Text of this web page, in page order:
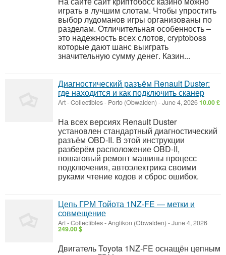
играть в лучшим слотам. Чтобы упростить
выбор лудоманов игры организованы по
разделам. Отличительная особенность –
это надежность всех слотов, cryptoboss
которые дают шанс выиграть
значительную сумму денег. Казин...
Диагностический разъём Renault Duster:
где находится и как подключить сканер
Art - Collectibles- Porto (Obwalden) -June 4, 202610.00 £
На всех версиях Renault Duster
установлен стандартный диагностический
разъём OBD-II. В этой инструкции
разберём расположение OBD-II,
пошаговый ремонт машины процесс
подключения, автоэлектрика своими
руками чтение кодов и сброс ошибок.
Цепь ГРМ Тойота 1NZ-FE — метки и
совмещение
Art - Collectibles-Anglikon (Obwalden) -June 4, 2026
249.00 $
Двигатель Toyota 1NZ-FE оснащён цепным